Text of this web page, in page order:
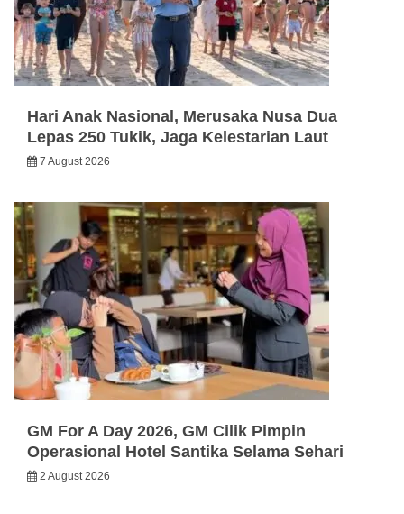
Hari Anak Nasional, Merusaka Nusa Dua
Lepas 250 Tukik, Jaga Kelestarian Laut
7 August 2026
GM For A Day 2026, GM Cilik Pimpin
Operasional Hotel Santika Selama Sehari
2 August 2026